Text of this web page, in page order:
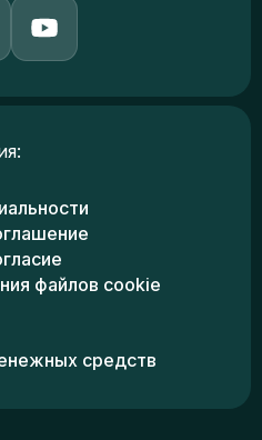
файлов cookie
средств